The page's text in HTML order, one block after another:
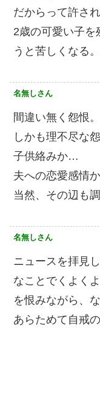
だからって許さ
2歳の可愛い子を
うと苦しくなる
名無しさん
間違い無く怨恨。
しかも理不尽な怨
子供絡みか…
夫への恋愛感情
当然、その辺も
名無しさん
ニュースを拝見
なことでくよく
を恨みながら、
あらためて自戒